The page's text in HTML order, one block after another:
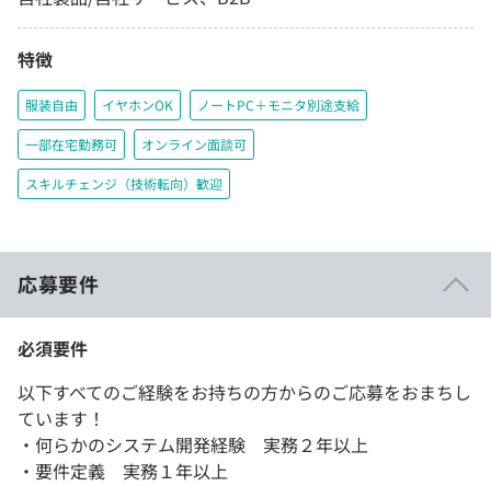
特徴
服装自由 イヤホンOK ノートPC＋モニタ別途支給
一部在宅勤務可 オンライン面談可
スキルチェンジ（技術転向）歓迎
応募要件
必須要件
以下すべてのご経験をお持ちの方からのご応募をおまちし
ています！
・何らかのシステム開発経験 実務２年以上
・要件定義 実務１年以上